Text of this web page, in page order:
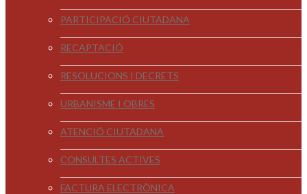
PARTICIPACIÓ CIUTADANA
RECAPTACIÓ
RESOLUCIONS I DECRETS
URBANISME I OBRES
ATENCIÓ CIUTADANA
CONSULTES ACTIVES
FACTURA ELECTRÒNICA